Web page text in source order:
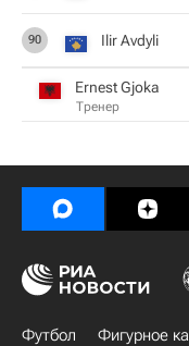
90 Ilir Avdyli
Ernest Gjoka
Тренер
Футбол Фигурное